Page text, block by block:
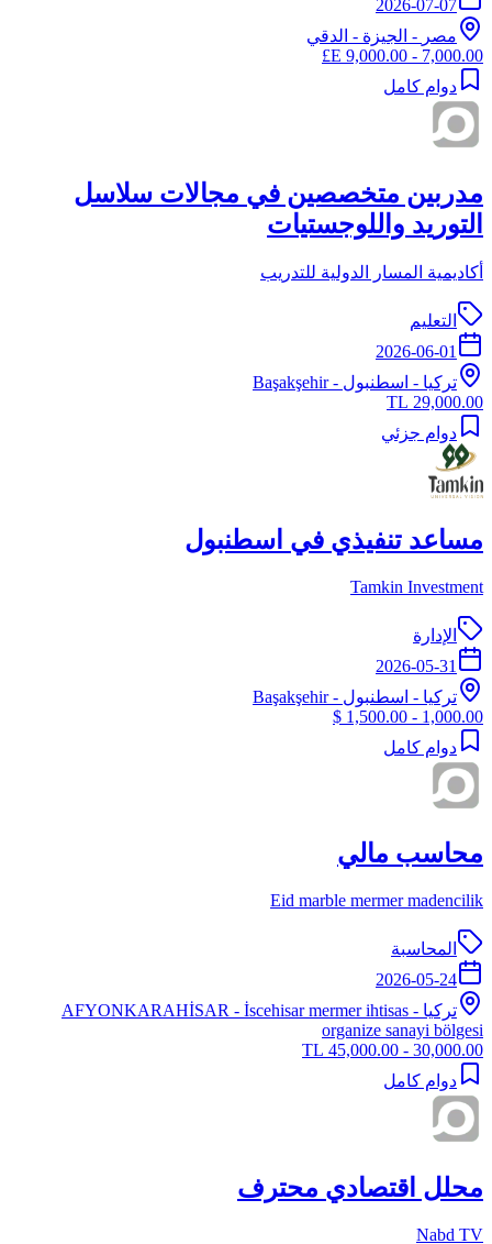
2026-07-07
مصر - الجيزة - الدقي
7,000.00 - 9,000.00 E£
دوام كامل
مدربين متخصصين في مجالات سلاسل
التوريد واللوجستيات
أكاديمية المسار الدولية للتدريب
التعليم
2026-06-01
تركيا - اسطنبول - Başakşehir
29,000.00 TL
دوام جزئي
مساعد تنفيذي في اسطنبول
Tamkin Investment
الإدارة
2026-05-31
تركيا - اسطنبول - Başakşehir
1,000.00 - 1,500.00 $
دوام كامل
محاسب مالي
Eid marble mermer madencilik
المحاسبة
2026-05-24
تركيا -
AFYONKARAHİSAR - İscehisar mermer ihtisas
organize sanayi bölgesi
30,000.00 - 45,000.00 TL
دوام كامل
محلل اقتصادي محترف
Nabd TV